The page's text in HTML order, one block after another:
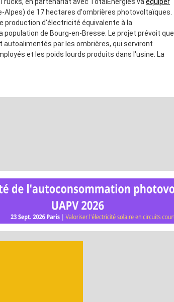
Alpes) de 17 hectares d'ombrières photovoltaïques.
production d'électricité équivalente à la
de Bourg-en-Bresse. Le projet prévoit que
par les ombrières, qui serviront
et les poids lourds produits dans l'usine. La